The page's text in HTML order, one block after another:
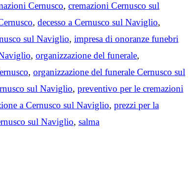
Cernusco, cremazioni Cernusco sul
, decesso a Cernusco sul Naviglio,
sul Naviglio, impresa di onoranze funebri
, organizzazione del funerale,
, organizzazione del funerale Cernusco sul
sul Naviglio, preventivo per le cremazioni
a Cernusco sul Naviglio, prezzi per la
sul Naviglio, salma